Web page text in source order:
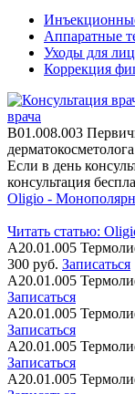
Аппаратные
Уходы для
Коррекция
врача
В01.008.003
дерматокосметолога
Если в день
консультация
Oligio -
Читать статью:
А20.01.005
300 руб. Записаться
А20.01.005
Записаться
А20.01.005
Записаться
А20.01.005
Записаться
А20.01.005